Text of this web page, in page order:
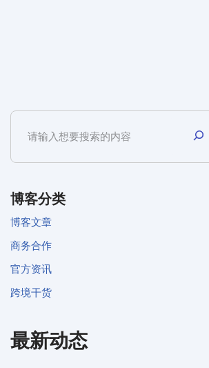
博客分类
博客文章
商务合作
官方资讯
跨境干货
最新动态